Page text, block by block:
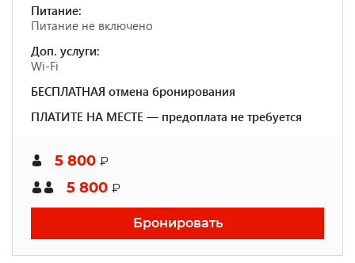
Питание:
Питание не включено
Доп. услуги:
Wi-Fi
БЕСПЛАТНАЯ отмена бронирования
ПЛАТИТЕ НА МЕСТЕ — предоплата не требуется
5 800 ₽
5 800 ₽
Бронировать